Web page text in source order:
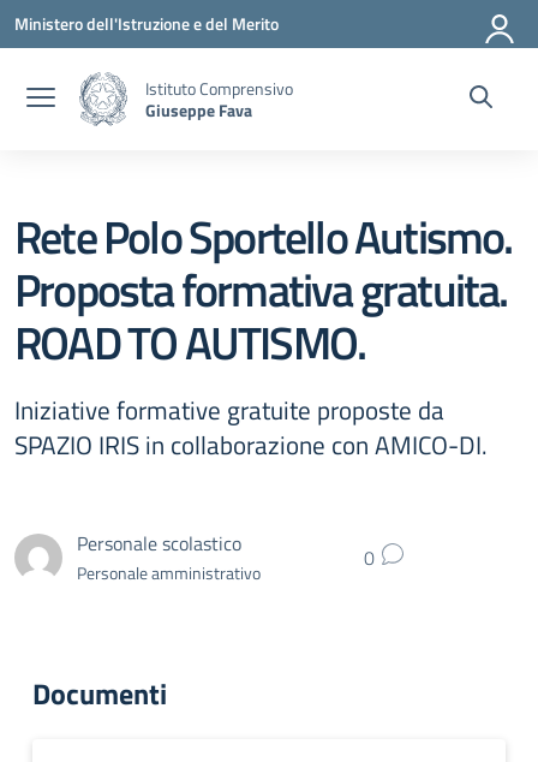
Vai ai contenuti
Vai al menu di navigazione
Vai al footer
Ministero dell'Istruzione e del Merito
Istituto Comprensivo
Giuseppe Fava
Rete Polo Sportello Autismo.
Proposta formativa gratuita.
ROAD TO AUTISMO.
Iniziative formative gratuite proposte da
SPAZIO IRIS in collaborazione con AMICO-DI.
Personale scolastico
Personale amministrativo 0
Documenti